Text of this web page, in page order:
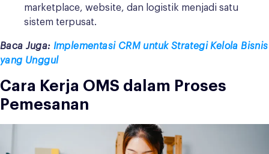
marketplace, website, dan logistik menjadi satu
sistem terpusat.
Baca Juga: Implementasi CRM untuk Strategi Kelola Bisnis
yang Unggul
Cara Kerja OMS dalam Proses
Pemesanan